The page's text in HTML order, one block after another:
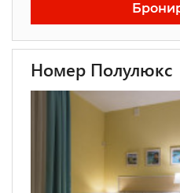
Номер Полулюкс